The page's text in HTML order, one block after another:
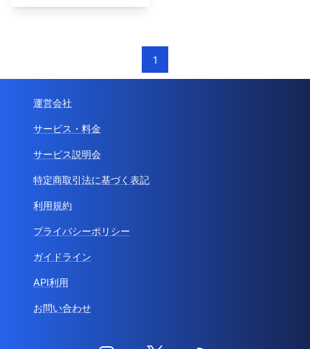
1
運営会社
サービス・料金
サービス説明会
特定商取引法に基づく表記
利用規約
プライバシーポリシー
ガイドライン
API利用
お問い合わせ